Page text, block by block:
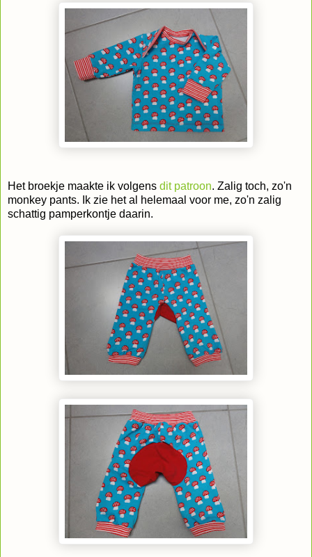
Het broekje maakte ik volgens dit patroon. Zalig toch, zo'n
monkey pants. Ik zie het al helemaal voor me, zo'n zalig
schattig pamperkontje daarin.